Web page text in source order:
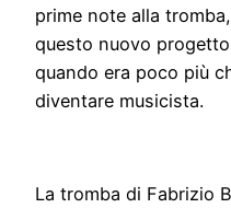
prime note alla
questo nuovo
quando era poco più
diventare musicista.
La tromba di Fabrizio